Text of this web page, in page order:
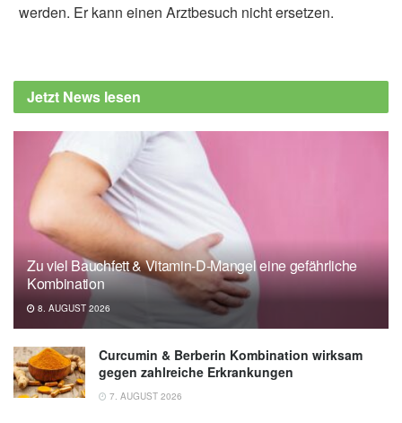
werden. Er kann einen Arztbesuch nicht ersetzen.
Jetzt News lesen
Zu viel Bauchfett & Vitamin-D-Mangel eine gefährliche
Kombination
8. AUGUST 2026
Curcumin & Berberin Kombination wirksam
gegen zahlreiche Erkrankungen
7. AUGUST 2026